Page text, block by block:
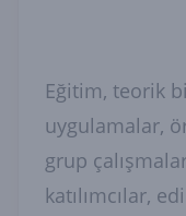
Eğitim, teorik
uygulamalar,
grup
katılımcılar,